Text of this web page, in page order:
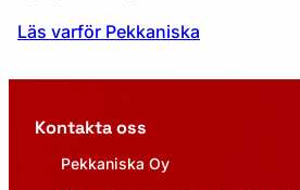
Läs varför Pekkaniska
Kontakta oss
Pekkaniska Oy